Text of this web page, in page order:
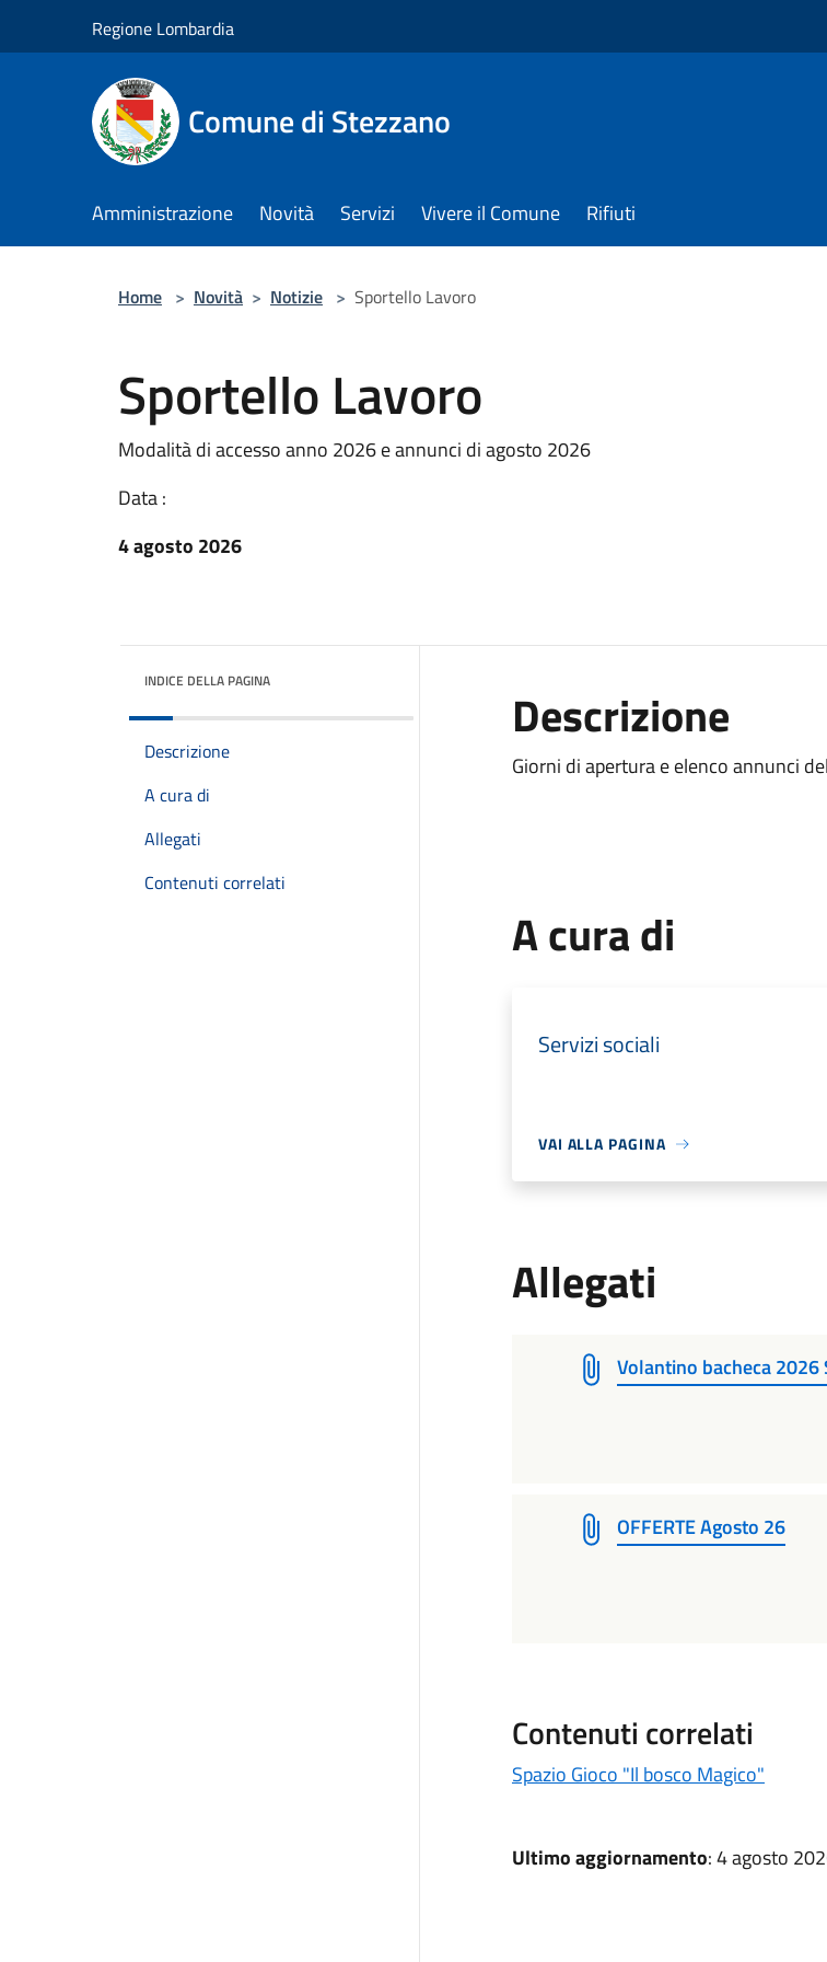
Regione Lombardia
Comune di Stezzano
Amministrazione Novità Servizi Vivere il Comune Rifiuti
Home > Novità > Notizie > Sportello Lavoro
Sportello Lavoro
Modalità di accesso anno 2026 e annunci di agosto 2026
Data :
4 agosto 2026
INDICE DELLA PAGINA
Descrizione
A cura di
Allegati
Contenuti correlati
Descrizione
Giorni di apertura e elenco annunci
A cura di
Servizi sociali
VAI ALLA PAGINA
Allegati
Volantino bacheca 2026
OFFERTE Agosto 26
Contenuti correlati
Spazio Gioco "Il bosco Magico"
Ultimo aggiornamento: 4 agosto